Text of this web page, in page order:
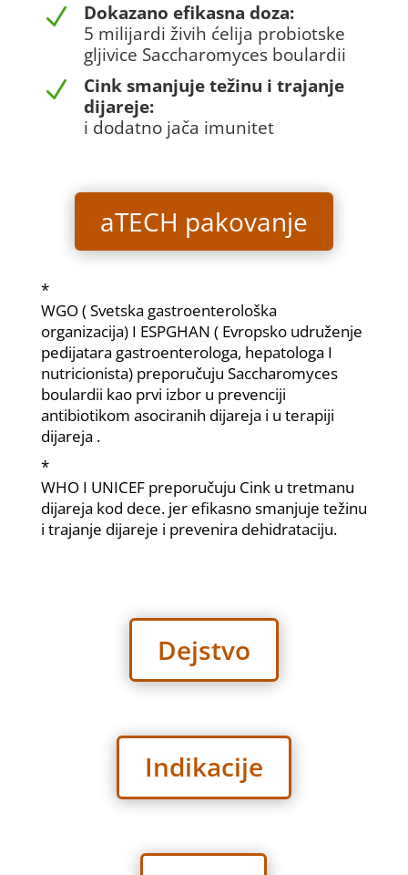
N
Dokazano efikasna doza:
5 milijardi živih ćelija probiotske
gljivice Saccharomyces boulardii
N
Cink smanjuje težinu i trajanje
dijareje:
i dodatno jača imunitet
aTECH pakovanje
*
WGO ( Svetska gastroenterološka
organizacija) I ESPGHAN ( Evropsko udruženje
pedijatara gastroenterologa, hepatologa I
nutricionista) preporučuju Saccharomyces
boulardii kao prvi izbor u prevenciji
antibiotikom asociranih dijareja i u terapiji
dijareja .
*
WHO I UNICEF preporučuju Cink u tretmanu
dijareja kod dece. jer efikasno smanjuje težinu
i trajanje dijareje i prevenira dehidrataciju.
Dejstvo
Indikacije